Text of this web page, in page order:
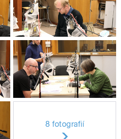
8 fotografií